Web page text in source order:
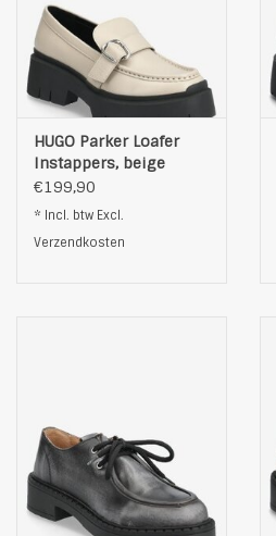
HUGO Parker Loafer
Instappers, beige
€199,90
* Incl. btw Excl.
Verzendkosten